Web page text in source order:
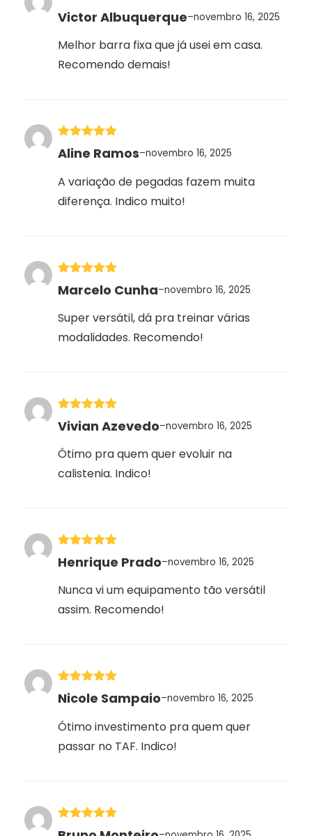
Avaliação
5
de 5
Victor Albuquerque–novembro 16, 2025
Melhor barra fixa que já usei em casa.
Recomendo demais!
Avaliação
de 5
Aline Ramos–novembro 16, 2025
A variação de pegadas fazem muita
diferença. Indico muito!
Avaliação
de 5
Marcelo Cunha–novembro 16, 2025
Super versátil, dá pra treinar várias
modalidades. Recomendo!
Avaliação
de 5
Vivian Azevedo–novembro 16, 2025
Ótimo pra quem quer evoluir na
calistenia. Indico!
Avaliação
de 5
Henrique Prado–novembro 16, 2025
Nunca vi um equipamento tão versátil
assim. Recomendo!
Avaliação
de 5
Nicole Sampaio–novembro 16, 2025
Ótimo investimento pra quem quer
passar no TAF. Indico!